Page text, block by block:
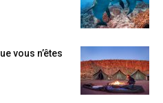
vous n’êtes